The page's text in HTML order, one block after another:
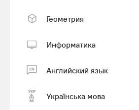
Геометрия
Информатика
Английский язык
Українська мова